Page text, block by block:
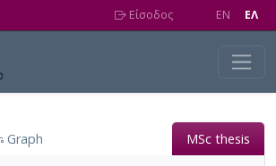
Είσοδος EN EΛ
Graph MSc thesis